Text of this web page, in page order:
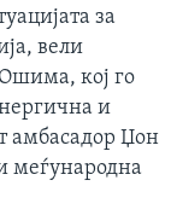
за
вели
кој го
и
амбасадор Џон
меѓународна